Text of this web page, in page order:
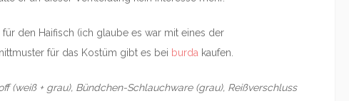
den Haifisch (ich glaube es war mit eines der
für das Kostüm gibt es bei burda kaufen.
(weiß + grau), Bündchen-Schlauchware (grau), Reißverschluss